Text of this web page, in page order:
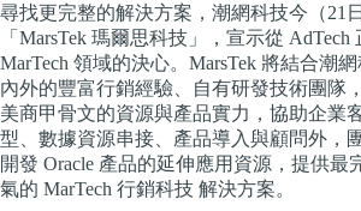
尋找更完整的解決方案，潮網科技今（21
「MarsTek 瑪爾思科技」，宣示從 AdTech
MarTech 領域的決心。MarsTek 將結合潮
內外的豐富行銷經驗、自有研發技術團隊
美商甲骨文的資源與產品實力，協助企業
型、數據資源串接、產品導入與顧問外，
開發 Oracle 產品的延伸應用資源，提供最
氣的 MarTech 行銷科技 解決方案。